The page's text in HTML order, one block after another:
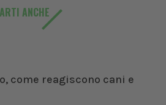
ANCHE
come reagiscono cani e